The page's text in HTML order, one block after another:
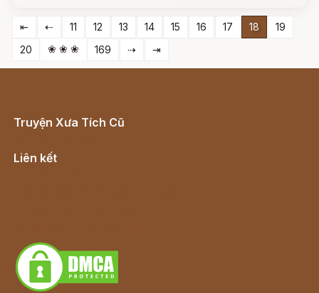
⇤ ⇠ 11 12 13 14 15 16 17 18
19
20
❀ ❀ ❀ 169 ⇢ ⇥
Truyện Xưa Tích Cũ
Liên kết